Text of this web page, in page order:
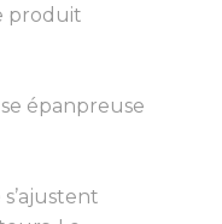
produit
épanpreuse